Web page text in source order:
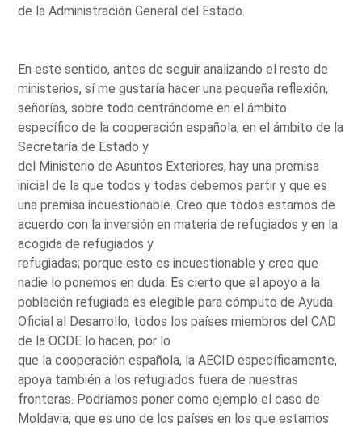
de la Administración General del Estado.
En este sentido, antes de seguir analizando el resto de
ministerios, sí me gustaría hacer una pequeña reflexión,
señorías, sobre todo centrándome en el ámbito
específico de la cooperación española, en el ámbito de la
Secretaría de Estado y
del Ministerio de Asuntos Exteriores, hay una premisa
inicial de la que todos y todas debemos partir y que es
una premisa incuestionable. Creo que todos estamos de
acuerdo con la inversión en materia de refugiados y en la
acogida de refugiados y
refugiadas; porque esto es incuestionable y creo que
nadie lo ponemos en duda. Es cierto que el apoyo a la
población refugiada es elegible para cómputo de Ayuda
Oficial al Desarrollo, todos los países miembros del CAD
de la OCDE lo hacen, por lo
que la cooperación española, la AECID específicamente,
apoya también a los refugiados fuera de nuestras
fronteras. Podríamos poner como ejemplo el caso de
Moldavia, que es uno de los países en los que estamos